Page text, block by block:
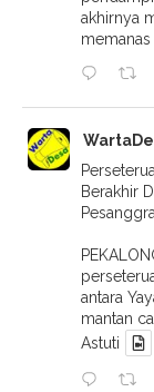
akhirnya
Berakhir
antara
mantan
Astuti